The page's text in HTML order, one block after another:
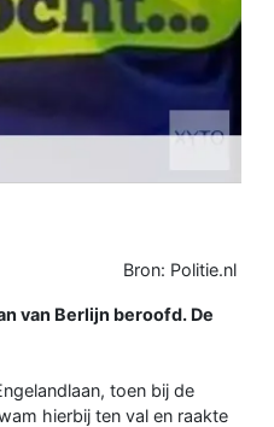
Bron: Politie.nl
van Berlijn beroofd. De
toen bij de
hierbij ten val en raakte